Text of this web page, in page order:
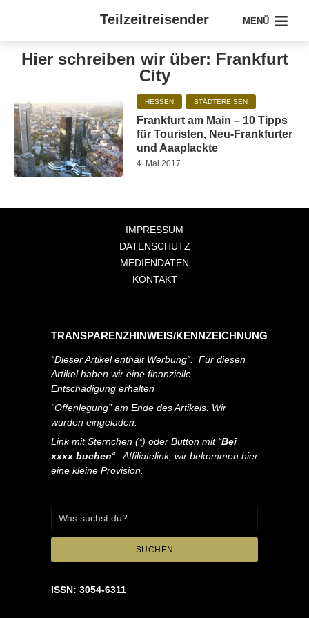
Teilzeitreisender MENÜ
Hier schreiben wir über: Frankfurt
City
HESSEN STÄDTEREISEN
Frankfurt am Main – 10 Tipps
für Touristen, Neu-Frankfurter
und Aaaplackte
4. Mai 2017
IMPRESSUM
DATENSCHUTZ
MEDIENDATEN
KONTAKT
TRANSPARENZHINWEIS/KENNZEICHNUNG
“Dieser Artikel enthält Werbung”: Für diesen
Artikel haben wir eine finanzielle
Entschädigung erhalten
“Offenlegung” am Ende des Artikels: Wir
wurden eingeladen.
Link mit Sternchen (*) oder Button mit “Bei
xxxx buchen“: Affiliatelink, wir bekommen hier
eine kleine Provision.
SUCHEN
ISSN: 3054-6311